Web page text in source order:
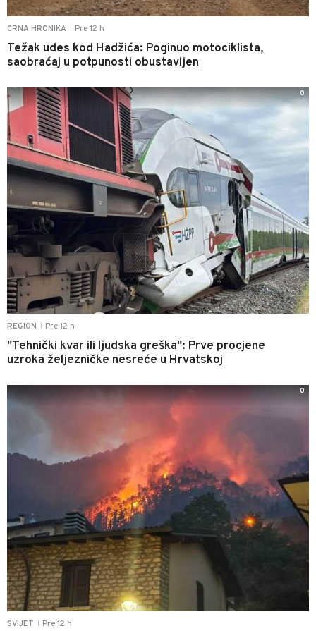
CRNA HRONIKA Pre 12 h
Težak udes kod Hadžića: Poginuo motociklista,
saobraćaj u potpunosti obustavljen
REGION Pre 12 h
"Tehnički kvar ili ljudska greška": Prve procjene
uzroka željezničke nesreće u Hrvatskoj
0
SVIJET Pre 12 h
0